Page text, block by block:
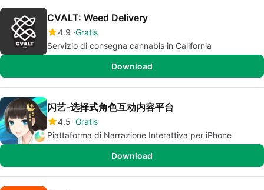
CVALT: Weed Delivery
4.9 Gratis
Servizio di consegna cannabis in California
Download
闪艺-选择式角色互动内容平台
4.5 Gratis
Piattaforma di Narrazione Interattiva per iPhone
Download